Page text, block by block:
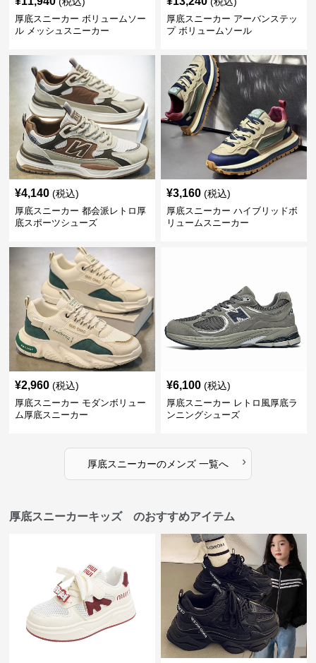
厚底スニーカー ボリュームソー
ル メッシュスニーカー
厚底スニーカー アーバンステッ
プ ボリュームソール
¥4,140 (税込)
厚底スニーカー 都会派レトロ厚
底スポーツシューズ
¥3,160 (税込)
厚底スニーカー ハイブリッドボ
リュームスニーカー
¥2,960 (税込)
厚底スニーカー モダンボリュー
ム厚底スニーカー
¥6,100 (税込)
厚底スニーカー レトロ風厚底ラ
ンニングシューズ
厚底スニーカーのメンズ 一覧へ ›
厚底スニーカーキッズ のおすすめアイテム